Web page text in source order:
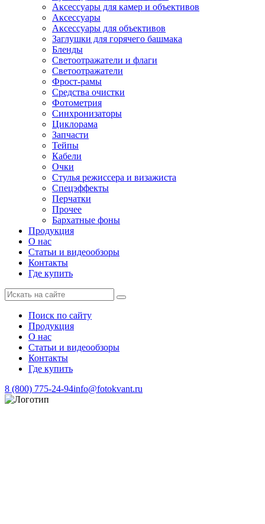
Аксессуары для камер и объективов
Аксессуары
Аксессуары для объективов
Заглушки для горячего башмака
Бленды
Светоотражатели и флаги
Светоотражатели
Фрост-рамы
Средства очистки
Фотометрия
Синхронизаторы
Циклорама
Запчасти
Тейпы
Кабели
Очки
Стулья режиссера и визажиста
Спецэффекты
Перчатки
Прочее
Бархатные фоны
Продукция
О нас
Статьи и видеообзоры
Контакты
Где купить
Поиск по сайту
Продукция
О нас
Статьи и видеообзоры
Контакты
Где купить
8 (800) 775-24-94info@fotokvant.ru